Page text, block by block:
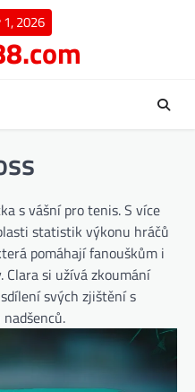
1, 2026
s vášní pro tenis. S více
statistik výkonu hráčů
pomáhají fanouškům i
si užívá zkoumání
svých zjištění s